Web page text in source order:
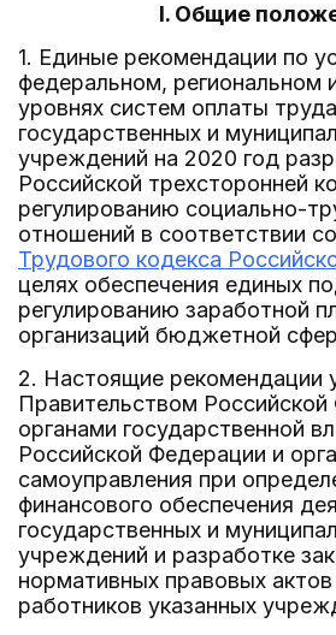
I. Общие
1. Единые рекомендации по
федеральном, региональном
уровнях систем оплаты
государственных и
учреждений на 2020 год
Российской трехсторонней
регулированию социально-
отношений в соответствии со
Трудового кодекса
целях обеспечения единых
регулированию заработной
организаций бюджетной
2. Настоящие рекомендации
Правительством
органами государственной
Российской Федерации и
самоуправления при
финансового обеспечения
государственных и
учреждений и разработке
нормативных правовых
работников указанных